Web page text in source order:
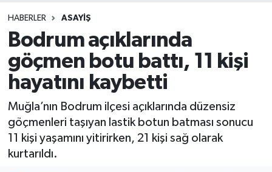
HABERLER ASAYİŞ
Bodrum açıklarında
göçmen botu battı, 11 kişi
hayatını kaybetti
Muğla’nın Bodrum ilçesi açıklarında düzensiz
göçmenleri taşıyan lastik botun batması sonucu
11 kişi yaşamını yitirirken, 21 kişi sağ olarak
kurtarıldı.
Son Dakika Haberleri
Haber Arşivi